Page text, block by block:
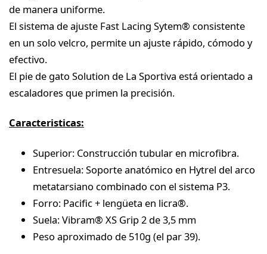
de manera uniforme.
El sistema de ajuste Fast Lacing Sytem® consistente
en un solo velcro, permite un ajuste rápido, cómodo y
efectivo.
El pie de gato Solution de La Sportiva está orientado a
escaladores que primen la precisión.
Caracteristicas:
Superior: Construcción tubular en microfibra.
Entresuela: Soporte anatómico en Hytrel del arco
metatarsiano combinado con el sistema P3.
Forro: Pacific + lengüeta en licra®.
Suela: Vibram® XS Grip 2 de 3,5 mm
Peso aproximado de 510g (el par 39).